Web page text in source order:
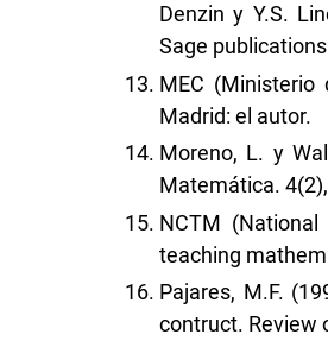
Denzin y Y.S.
Sage
MEC (Ministerio
Madrid: el autor.
Moreno, L. y
Matemática.
NCTM
teaching
Pajares, M.F.
contruct. Review